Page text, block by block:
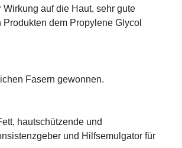
auf die Haut, sehr gute
dem Propylene Glycol
Fasern gewonnen.
hautschützende und
und Hilfsemulgator für